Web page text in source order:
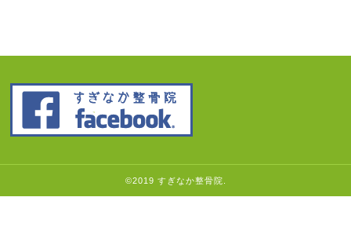
©2019 すぎなか整骨院.